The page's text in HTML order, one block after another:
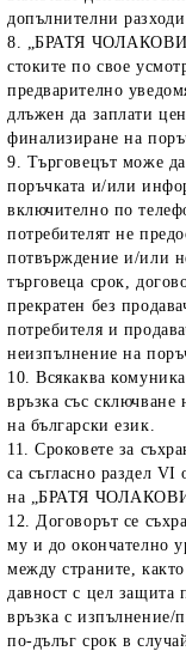
допълнителни
8. „БРАТЯ
стоките по свое
предварително
длъжен да заплати
финализиране на
9. Търговецът може
поръчката и/или
включително по
потребителят не
потвърждение и/или
търговеца срок,
прекратен без
потребителя и
неизпълнение на
10. Всякаква
връзка със сключване
на български език.
11. Сроковете за
са съгласно раздел
на „БРАТЯ
12. Договорът се
му и до окончателно
между страните,
давност с цел защита
връзка с изпълнение/
по-дълъг срок в